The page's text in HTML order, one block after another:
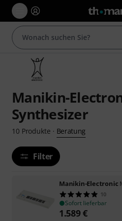
Manikin-
Synthesizer
10 Produkte · Beratung
Filter
Manikin-Electronic
10
Sofort lieferbar
1.589€